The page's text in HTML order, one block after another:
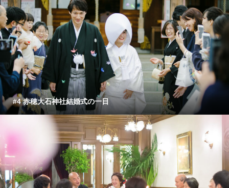
#4 赤穂大石神社結婚式の一日